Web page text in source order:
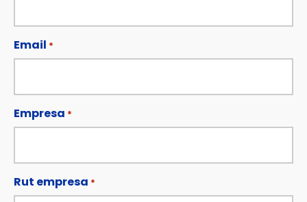
Email *
Empresa *
Rut empresa *